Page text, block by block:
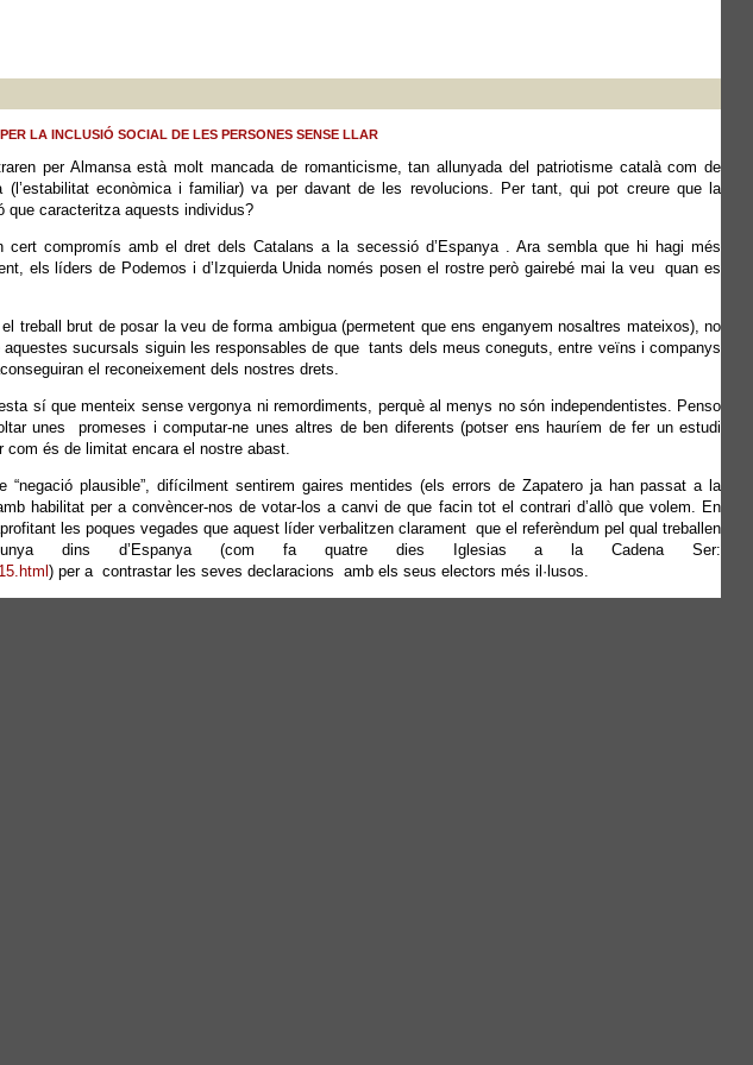
LA INCLUSIÓ SOCIAL DE LES PERSONES SENSE LLAR
per Almansa està molt mancada de romanticisme, tan allunyada del patriotisme català com de
econòmica i familiar) va per davant de les revolucions. Per tant, qui pot creure que la
que caracteritza aquests individus?
compromís amb el dret dels Catalans a la secessió d’Espanya . Ara sembla que hi hagi més
els líders de Podemos i d’Izquierda Unida només posen el rostre però gairebé mai la veu quan es
treball brut de posar la veu de forma ambigua (permetent que ens enganyem nosaltres mateixos), no
sucursals siguin les responsables de que tants dels meus coneguts, entre veïns i companys
el reconeixement dels nostres drets.
sí que menteix sense vergonya ni remordiments, perquè al menys no són independentistes. Penso
unes promeses i computar-ne unes altres de ben diferents (potser ens hauríem de fer un estudi
com és de limitat encara el nostre abast.
plausible”, difícilment sentirem gaires mentides (els errors de Zapatero ja han passat a la
habilitat per a convèncer-nos de votar-los a canvi de que facin tot el contrari d’allò que volem. En
les poques vegades que aquest líder verbalitzen clarament que el referèndum pel qual treballen
dins d’Espanya (com fa quatre dies Iglesias a la Cadena Ser:
) per a contrastar les seves declaracions amb els seus electors més il·lusos.